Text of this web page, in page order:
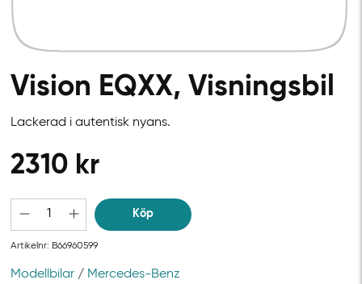
Vision EQXX, Visningsbil
Lackerad i autentisk nyans.
2310 kr
Köp
Artikelnr: B66960599
Modellbilar / Mercedes-Benz